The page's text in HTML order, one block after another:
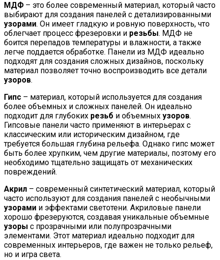
МДФ – это более современный материал, который часто
выбирают для создания панелей с детализированными
узорами. Он имеет гладкую и ровную поверхность, что
облегчает процесс фрезеровки и резьбы. МДФ не
боится перепадов температуры и влажности, а также
легче поддается обработке. Панели из МДФ идеально
подходят для создания сложных дизайнов, поскольку
материал позволяет точно воспроизводить все детали
узоров.
Гипс – материал, который используется для создания
более объемных и сложных панелей. Он идеально
подходит для глубоких резьб и объемных узоров.
Гипсовые панели часто применяют в интерьерах с
классическим или историческим дизайном, где
требуется большая глубина рельефа. Однако гипс может
быть более хрупким, чем другие материалы, поэтому его
необходимо тщательно защищать от механических
повреждений.
Акрил – современный синтетический материал, который
часто используют для создания панелей с необычными
узорами и эффектами светотени. Акриловые панели
хорошо фрезеруются, создавая уникальные объемные
узоры с прозрачными или полупрозрачными
элементами. Этот материал идеально подходит для
современных интерьеров, где важен не только рельеф,
но и игра света.